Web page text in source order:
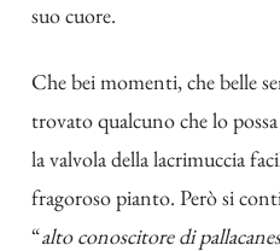
suo cuore.
Che bei momenti, che belle
trovato qualcuno che lo
la valvola della lacrimuccia
fragoroso pianto. Però si
“alto conoscitore di